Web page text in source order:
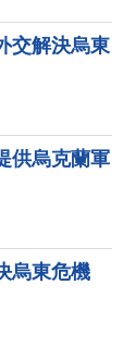
交解決烏東
供烏克蘭軍
烏東危機